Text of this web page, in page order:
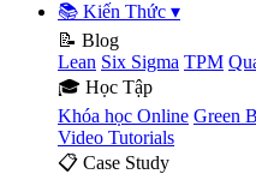
📚 Kiến Thức ▾
📝 Blog
Lean Six Sigma TPM
🎓 Học Tập
Khóa học Online Green
Video Tutorials
📋 Case Study